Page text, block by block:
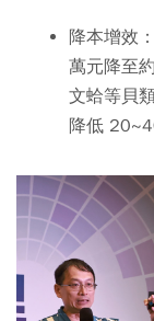
降本增效
萬元降至
文蛤等貝
降低